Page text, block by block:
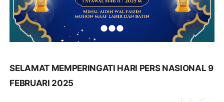
SELAMAT MEMPERINGATI HARI PERS NASIONAL 9
FEBRUARI 2025